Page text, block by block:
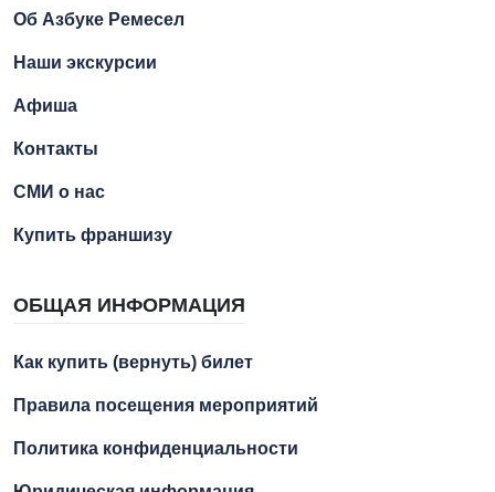
Об Азбуке Ремесел
Наши экскурсии
Афиша
Контакты
СМИ о нас
Купить франшизу
ОБЩАЯ ИНФОРМАЦИЯ
Как купить (вернуть) билет
Правила посещения мероприятий
Политика конфиденциальности